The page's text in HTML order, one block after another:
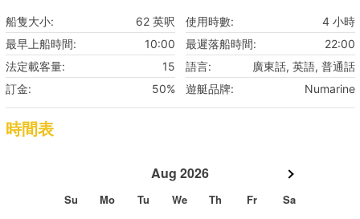
船隻大小: 62 英呎 使用時數:
4 小時
最早上船時間:
10:00 最遲落船時間:
22:00
法定載客量:
15 語言:
廣東話, 英語, 普通話
訂金:
50% 遊艇品牌: Numarine
時間表
Aug 2026
Su Mo Tu We Th Fr
Sa